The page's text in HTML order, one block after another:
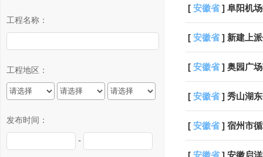
工程名称：
工程地区：
发布时间：
-
[ 安徽省] 阜阳机
[ 安徽省] 新建上
[ 安徽省] 奥园广
[ 安徽省] 秀山湖
[ 安徽省] 宿州市循
[ 安徽省] 安徽启洋汽车